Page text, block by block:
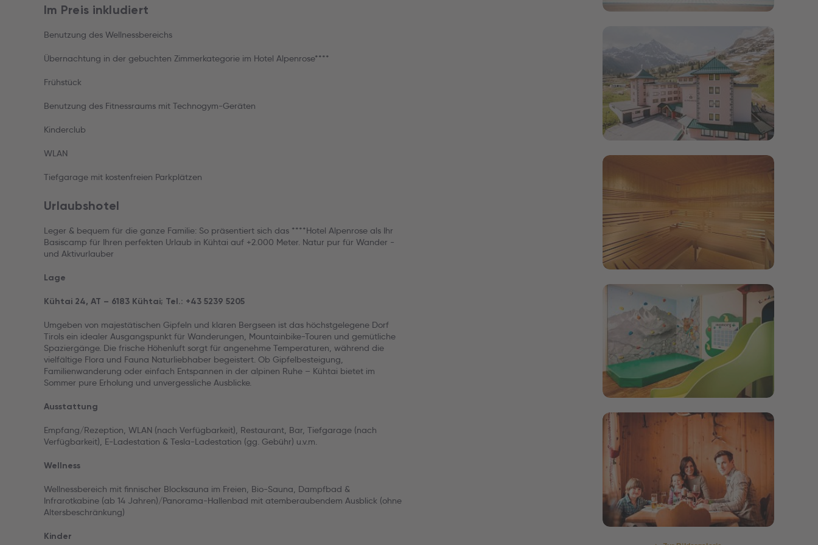
Im Preis inkludiert
Benutzung des Wellnessbereichs
Übernachtung in der gebuchten Zimmerkategorie im Hotel Alpenrose****
Frühstück
Benutzung des Fitnessraums mit Technogym-Geräten
Kinderclub
WLAN
Tiefgarage mit kostenfreien Parkplätzen
Urlaubshotel
Leger & bequem für die ganze Familie: So präsentiert sich das ****Hotel Alpenrose als Ihr
Basiscamp für Ihren perfekten Urlaub in Kühtai auf +2.000 Meter. Natur pur für Wander -
und Aktivurlauber
Lage
Kühtai 24, AT – 6183 Kühtai; Tel.: +43 5239 5205
Umgeben von majestätischen Gipfeln und klaren Bergseen ist das höchstgelegene Dorf
Tirols ein idealer Ausgangspunkt für Wanderungen, Mountainbike-Touren und gemütliche
Spaziergänge. Die frische Höhenluft sorgt für angenehme Temperaturen, während die
vielfältige Flora und Fauna Naturliebhaber begeistert. Ob Gipfelbesteigung,
Familienwanderung oder einfach Entspannen in der alpinen Ruhe – Kühtai bietet im
Sommer pure Erholung und unvergessliche Ausblicke.
Ausstattung
Empfang/Rezeption, WLAN (nach Verfügbarkeit), Restaurant, Bar, Tiefgarage (nach
Verfügbarkeit), E-Ladestation & Tesla-Ladestation (gg. Gebühr) u.v.m.
Wellness
Wellnessbereich mit finnischer Blocksauna im Freien, Bio-Sauna, Dampfbad &
Infrarotkabine (ab 14 Jahren)/Panorama-Hallenbad mit atemberaubendem Ausblick (ohne
Altersbeschränkung)
Kinder
Bildergalerie öffnen
Bildergalerie öffnen
Bildergalerie öffnen
Bildergalerie öffnen